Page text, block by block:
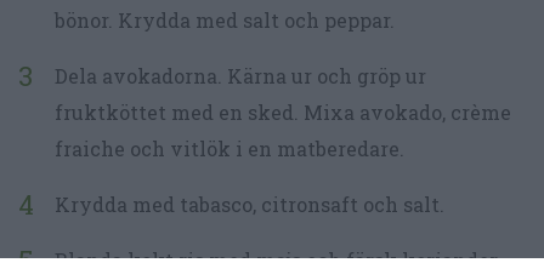
bönor. Krydda med salt och peppar.
Dela avokadorna. Kärna ur och gröp ur
fruktköttet med en sked. Mixa avokado, crème
fraiche och vitlök i en matberedare.
Krydda med tabasco, citronsaft och salt.
Blanda kokt ris med majs och färsk koriander.